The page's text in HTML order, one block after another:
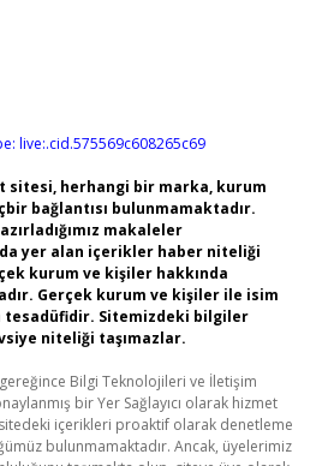
live:.cid.575569c608265c69
sitesi, herhangi bir marka, kurum
bağlantısı bulunmamaktadır.
makaleler
yer alan içerikler haber niteliği
kurum ve kişiler hakkında
Gerçek kurum ve kişiler ile isim
Sitemizdeki bilgiler
niteliği taşımazlar.
gereğince Bilgi Teknolojileri ve İletişim
bir Yer Sağlayıcı olarak hizmet
içerikleri proaktif olarak denetleme
bulunmamaktadır. Ancak, üyelerimiz